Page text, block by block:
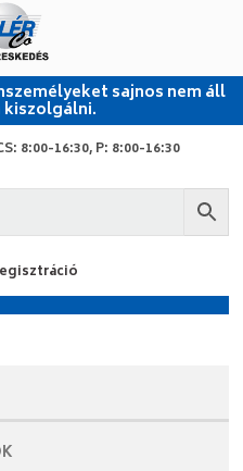
sajnos nem áll
8:00-16:30, P: 8:00-16:30